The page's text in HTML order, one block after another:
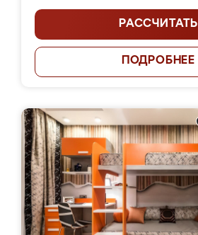
РАССЧИТАТЬ
ПОДРОБНЕЕ